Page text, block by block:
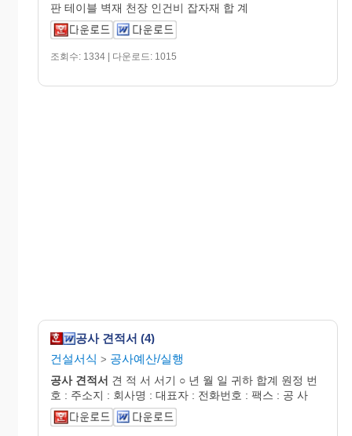
판 테이블 벽재 천장 인건비 잡자재 합 계
조회수: 1334 | 다운로드: 1015
공사 견적서 (4)
건설서식 > 공사예산/실행
공사 견적서 견 적 서 서기 ○ 년 월 일 귀하 합계 원정 번
호 : 주소지 : 회사명 : 대표자 : 전화번호 : 팩스 : 공 사